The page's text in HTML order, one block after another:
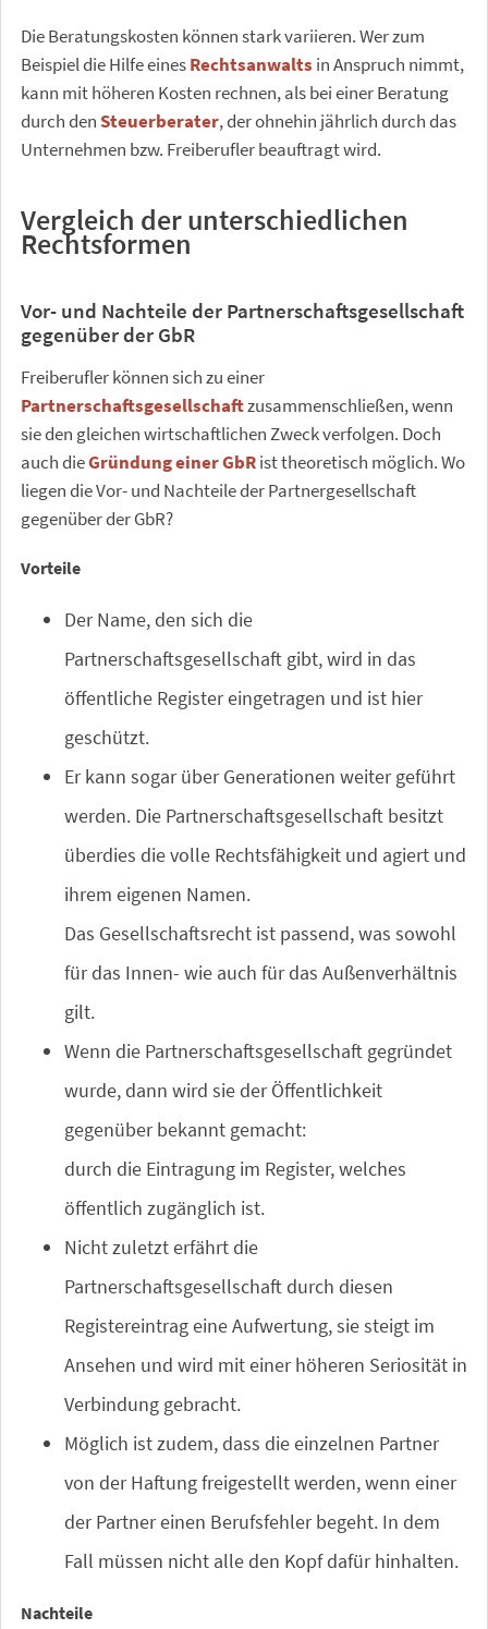
Die Beratungskosten können stark variieren. Wer zum
Beispiel die Hilfe einesRechtsanwalts in Anspruch nimmt,
kann mit höheren Kosten rechnen, als bei einer Beratung
durch denSteuerberater, der ohnehin jährlich durch das
Unternehmen bzw. Freiberufler beauftragt wird.
Vergleich der unterschiedlichen
Rechtsformen
Vor- und Nachteile der Partnerschaftsgesellschaft
gegenüber der GbR
Freiberufler können sich zu einer
Partnerschaftsgesellschaftzusammenschließen, wenn
sie den gleichen wirtschaftlichen Zweck verfolgen. Doch
auch dieGründung einer GbRist theoretisch möglich. Wo
liegen die Vor- und Nachteile der Partnergesellschaft
gegenüber der GbR?
Vorteile
Der Name, den sich die
Partnerschaftsgesellschaft gibt, wird in das
öffentliche Register eingetragen und ist hier
geschützt.
Er kann sogar über Generationen weiter geführt
werden. Die Partnerschaftsgesellschaft besitzt
überdies die volle Rechtsfähigkeit und agiert und
ihrem eigenen Namen.
Das Gesellschaftsrecht ist passend, was sowohl
für das Innen- wie auch für das Außenverhältnis
gilt.
Wenn die Partnerschaftsgesellschaft gegründet
wurde, dann wird sie der Öffentlichkeit
gegenüber bekannt gemacht:
durch die Eintragung im Register, welches
öffentlich zugänglich ist.
Nicht zuletzt erfährt die
Partnerschaftsgesellschaft durch diesen
Registereintrag eine Aufwertung, sie steigt im
Ansehen und wird mit einer höheren Seriosität in
Verbindung gebracht.
Möglich ist zudem, dass die einzelnen Partner
von der Haftung freigestellt werden, wenn einer
der Partner einen Berufsfehler begeht. In dem
Fall müssen nicht alle den Kopf dafür hinhalten.
Nachteile